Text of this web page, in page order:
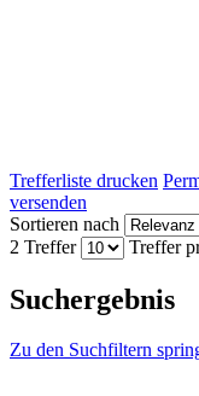
Trefferliste drucken
versenden
Sortieren nach
2 Treffer
Treffer
Suchergebnis
Zu den Suchfiltern